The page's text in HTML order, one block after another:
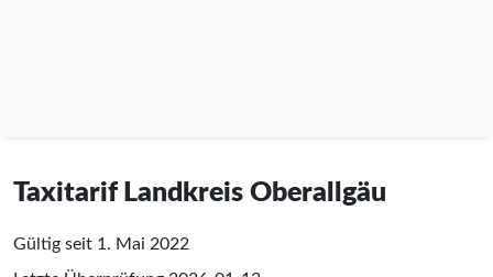
Taxitarif Landkreis Oberallgäu
Gültig seit 1. Mai 2022